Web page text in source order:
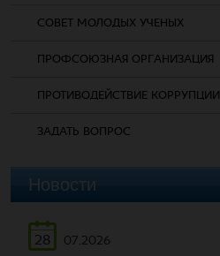
СОВЕТ МОЛОДЫХ УЧЕНЫХ
ПРОФСОЮЗНАЯ ОРГАНИЗАЦИЯ
ПРОТИВОДЕЙСТВИЕ КОРРУПЦИИ
ЗАДАТЬ ВОПРОС
Новости
28
07.2026